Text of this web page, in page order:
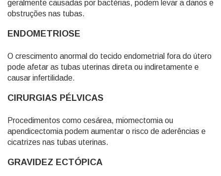
geralmente causadas por bactérias, podem levar a danos e
obstruções nas tubas.
ENDOMETRIOSE
O crescimento anormal do tecido endometrial fora do útero
pode afetar as tubas uterinas direta ou indiretamente e
causar infertilidade.
CIRURGIAS PÉLVICAS
Procedimentos como cesárea, miomectomia ou
apendicectomia podem aumentar o risco de aderências e
cicatrizes nas tubas uterinas.
GRAVIDEZ ECTÓPICA